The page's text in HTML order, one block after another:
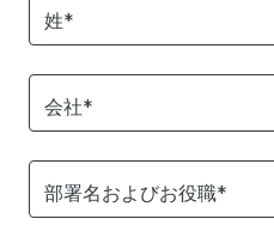
姓*
会社*
部署名およびお役職*